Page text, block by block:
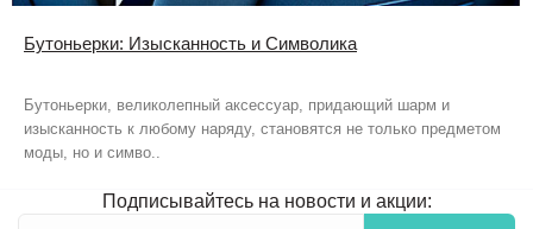
Бутоньерки: Изысканность и Символика
Бутоньерки, великолепный аксессуар, придающий шарм и
изысканность к любому наряду, становятся не только предметом
моды, но и симво..
Подписывайтесь на новости и акции: